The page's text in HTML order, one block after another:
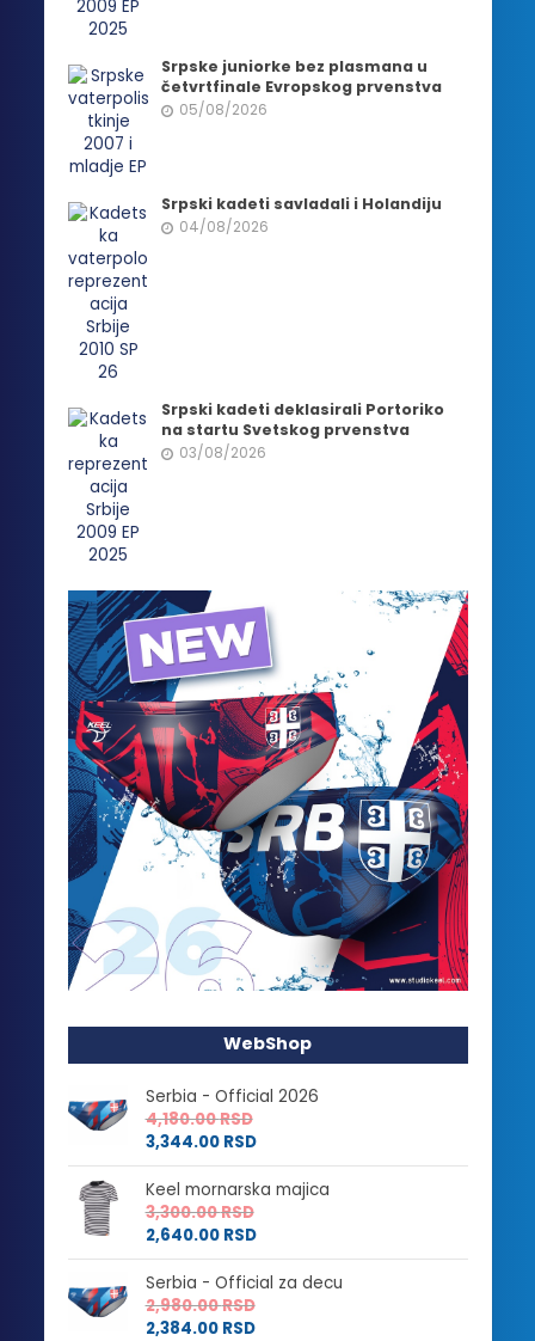
Srpske juniorke bez plasmana u
četvrtfinale Evropskog prvenstva
05/08/2026
Srpski kadeti savladali i Holandiju
04/08/2026
Srpski kadeti deklasirali Portoriko
na startu Svetskog prvenstva
03/08/2026
WebShop
Serbia - Official 2026
4,180.00RSD
3,344.00 RSD
Keel mornarska majica
3,300.00RSD
2,640.00 RSD
Serbia - Official za decu
2,980.00RSD
2,384.00 RSD